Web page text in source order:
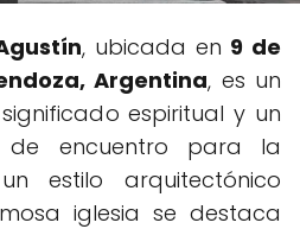
, ubicada en 9 de
Argentina, es un
espiritual y un
de encuentro para la
estilo arquitectónico
iglesia se destaca